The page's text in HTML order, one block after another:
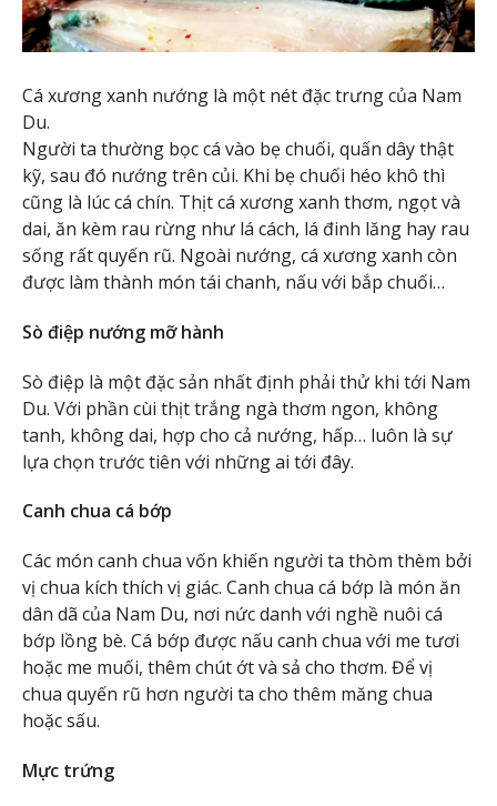
Cá xương xanh nướng là một nét đặc trưng của Nam
Du.
Người ta thường bọc cá vào bẹ chuối, quấn dây thật
kỹ, sau đó nướng trên củi. Khi bẹ chuối héo khô thì
cũng là lúc cá chín. Thịt cá xương xanh thơm, ngọt và
dai, ăn kèm rau rừng như lá cách, lá đinh lăng hay rau
sống rất quyến rũ. Ngoài nướng, cá xương xanh còn
được làm thành món tái chanh, nấu với bắp chuối…
Sò điệp nướng mỡ hành
Sò điệp là một đặc sản nhất định phải thử khi tới Nam
Du. Với phần cùi thịt trắng ngà thơm ngon, không
tanh, không dai, hợp cho cả nướng, hấp… luôn là sự
lựa chọn trước tiên với những ai tới đây.
Canh chua cá bớp
Các món canh chua vốn khiến người ta thòm thèm bởi
vị chua kích thích vị giác. Canh chua cá bớp là món ăn
dân dã của Nam Du, nơi nức danh với nghề nuôi cá
bớp lồng bè. Cá bớp được nấu canh chua với me tươi
hoặc me muối, thêm chút ớt và sả cho thơm. Để vị
chua quyến rũ hơn người ta cho thêm măng chua
hoặc sấu.
Mực trứng